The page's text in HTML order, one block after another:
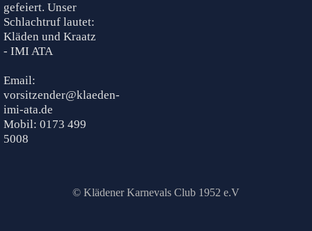
gefeiert. Unser
Schlachtruf lautet:
Kläden und Kraatz
- IMI ATA
Email:
vorsitzender@klaeden-
imi-ata.de
Mobil: 0173 499
5008
© Klädener Karnevals Club 1952 e.V